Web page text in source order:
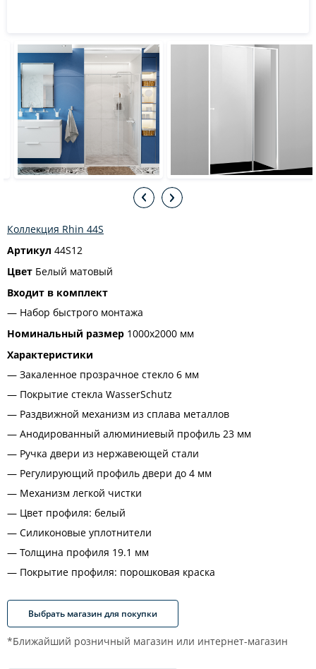
Коллекция Rhin 44S
Артикул 44S12
Цвет Белый матовый
Входит в комплект
Набор быстрого монтажа
Номинальный размер 1000x2000 мм
Характеристики
Закаленное прозрачное стекло 6 мм
Покрытие стекла WasserSchutz
Раздвижной механизм из сплава металлов
Анодированный алюминиевый профиль 23 мм
Ручка двери из нержавеющей стали
Регулирующий профиль двери до 4 мм
Механизм легкой чистки
Цвет профиля: белый
Силиконовые уплотнители
Толщина профиля 19.1 мм
Покрытие профиля: порошковая краска
Выбрать магазин для покупки
*Ближайший розничный магазин или интернет-магазин